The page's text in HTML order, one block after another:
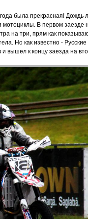
была прекрасная! Дождь
мотоциклы. В первом заезде
на три, прям как
Но как известно -
и вышел к концу заезда на